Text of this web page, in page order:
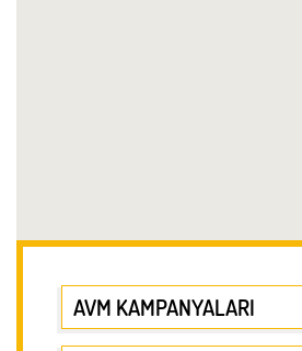
AVM KAMPANYALARI